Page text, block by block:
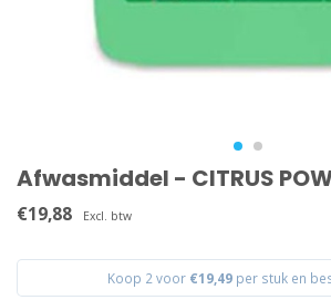
Afwasmiddel - CITRUS
€19,88 Excl. btw
Koop 2 voor €19,49 per stuk en